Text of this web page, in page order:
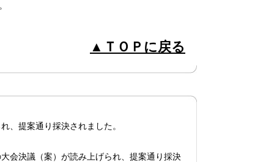
▲ＴＯＰに戻る
、提案通り採決されました。
決議（案）が読み上げられ、提案通り採決